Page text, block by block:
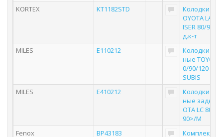
KORTEX
KT1182STD
Колодки
OYOTA LAND
ISER 80/90/
д.к-т
MILES
E110212
Колодки
ные TOYOTA
0/90/120
SUBIS
MILES
E410212
Колодки
ные задние
OTA LC 80/
90>/M
Fenox
BP43183
Комплект